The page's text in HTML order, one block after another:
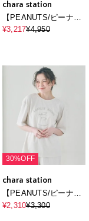
chara station
【PEANUTS/ピーナッ
ツ】もちふわsleepソフ
¥3,217¥4,950
30%OFF
chara station
【PEANUTS/ピーナッ
ツ】SNOOPY/スヌー
¥2,310¥3,300